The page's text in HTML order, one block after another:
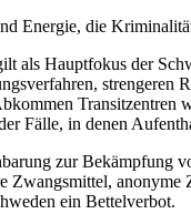
Energie, die
als Hauptfokus der
strengeren
Transitzentren
Fälle, in denen
zur Bekämpfung
Zwangsmittel, anonyme
ein Bettelverbot.